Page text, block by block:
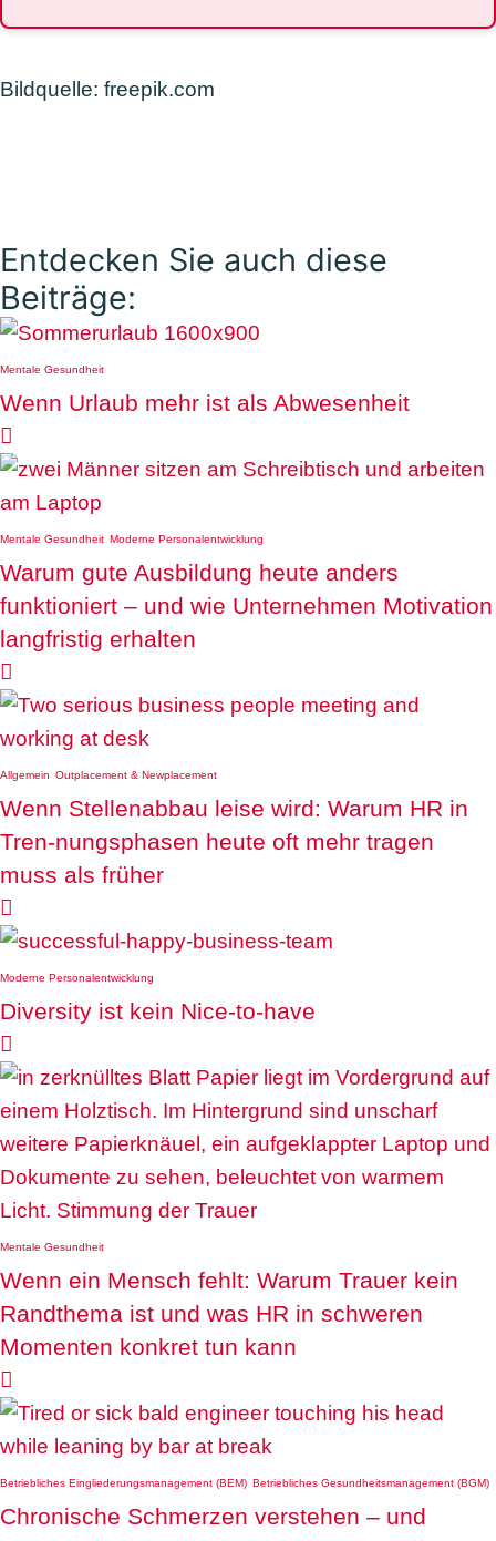
Bildquelle: freepik.com
Entdecken Sie auch diese
Beiträge:
Mentale Gesundheit
Wenn Urlaub mehr ist als Abwesenheit

Mentale Gesundheit Moderne Personalentwicklung
Warum gute Ausbildung heute anders
funktioniert – und wie Unternehmen Motivation
langfristig erhalten

Allgemein Outplacement & Newplacement
Wenn Stellenabbau leise wird: Warum HR in
Tren-nungsphasen heute oft mehr tragen
muss als früher

Moderne Personalentwicklung
Diversity ist kein Nice-to-have

Mentale Gesundheit
Wenn ein Mensch fehlt: Warum Trauer kein
Randthema ist und was HR in schweren
Momenten konkret tun kann

Betriebliches Eingliederungsmanagement (BEM) Betriebliches Gesundheitsmanagement (BGM)
Chronische Schmerzen verstehen – und